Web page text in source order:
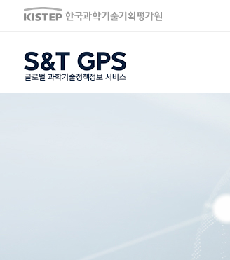
S&T GPS